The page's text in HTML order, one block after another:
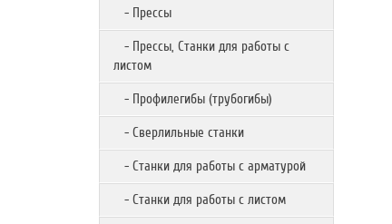
- Прессы
- Прессы, Станки для работы с
листом
- Профилегибы (трубогибы)
- Сверлильные станки
- Станки для работы с арматурой
- Станки для работы с листом